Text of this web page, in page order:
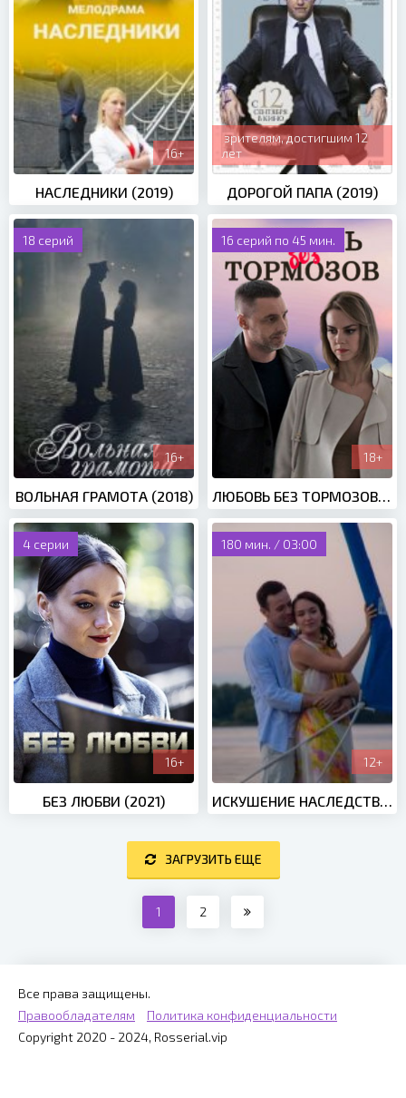
16+
НАСЛЕДНИКИ (2019)
зрителям, достигшим 12
лет
ДОРОГОЙ ПАПА (2019)
18 серий
16+
ВОЛЬНАЯ ГРАМОТА (2018)
16 серий по 45 мин.
18+
ЛЮБОВЬ БЕЗ ТОРМОЗОВ (2021)
4 серии
16+
БЕЗ ЛЮБВИ (2021)
180 мин. / 0З:00
12+
ИСКУШЕНИЕ НАСЛЕДСТВОМ (2019)
ЗАГРУЗИТЬ ЕЩЕ
1 2
Все права защищены.
Правообладателям
Политика конфиденциальности
Copyright 2020 - 2024, Rosserial.vip